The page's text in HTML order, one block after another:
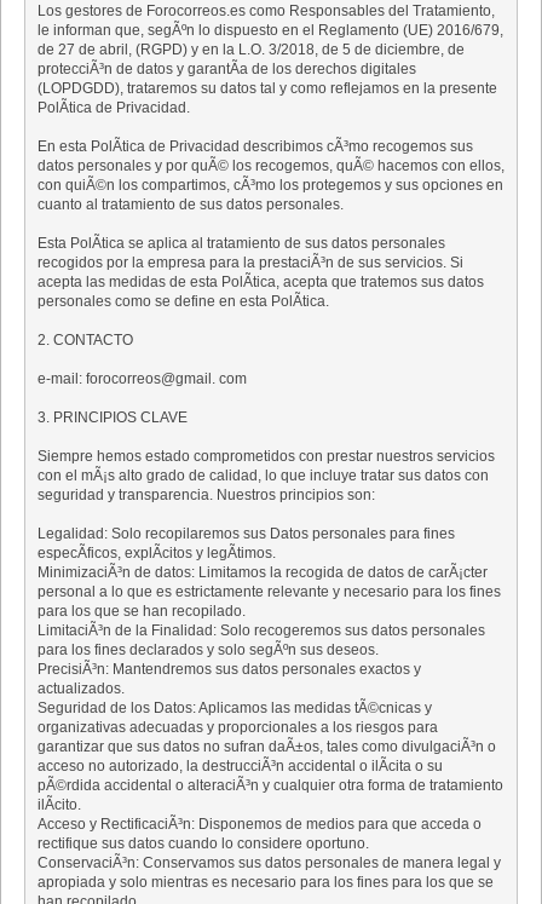
Los gestores de Forocorreos.es como Responsables del Tratamiento,
le informan que, segÃºn lo dispuesto en el Reglamento (UE) 2016/679,
de 27 de abril, (RGPD) y en la L.O. 3/2018, de 5 de diciembre, de
protecciÃ³n de datos y garantÃ­a de los derechos digitales
(LOPDGDD), trataremos su datos tal y como reflejamos en la presente
PolÃ­tica de Privacidad.
En esta PolÃ­tica de Privacidad describimos cÃ³mo recogemos sus
datos personales y por quÃ© los recogemos, quÃ© hacemos con ellos,
con quiÃ©n los compartimos, cÃ³mo los protegemos y sus opciones en
cuanto al tratamiento de sus datos personales.
Esta PolÃ­tica se aplica al tratamiento de sus datos personales
recogidos por la empresa para la prestaciÃ³n de sus servicios. Si
acepta las medidas de esta PolÃ­tica, acepta que tratemos sus datos
personales como se define en esta PolÃ­tica.
2. CONTACTO
e-mail: forocorreos@gmail. com
3. PRINCIPIOS CLAVE
Siempre hemos estado comprometidos con prestar nuestros servicios
con el mÃ¡s alto grado de calidad, lo que incluye tratar sus datos con
seguridad y transparencia. Nuestros principios son:
Legalidad: Solo recopilaremos sus Datos personales para fines
especÃ­ficos, explÃ­citos y legÃ­timos.
MinimizaciÃ³n de datos: Limitamos la recogida de datos de carÃ¡cter
personal a lo que es estrictamente relevante y necesario para los fines
para los que se han recopilado.
LimitaciÃ³n de la Finalidad: Solo recogeremos sus datos personales
para los fines declarados y solo segÃºn sus deseos.
PrecisiÃ³n: Mantendremos sus datos personales exactos y
actualizados.
Seguridad de los Datos: Aplicamos las medidas tÃ©cnicas y
organizativas adecuadas y proporcionales a los riesgos para
garantizar que sus datos no sufran daÃ±os, tales como divulgaciÃ³n o
acceso no autorizado, la destrucciÃ³n accidental o ilÃ­cita o su
pÃ©rdida accidental o alteraciÃ³n y cualquier otra forma de tratamiento
ilÃ­cito.
Acceso y RectificaciÃ³n: Disponemos de medios para que acceda o
rectifique sus datos cuando lo considere oportuno.
ConservaciÃ³n: Conservamos sus datos personales de manera legal y
apropiada y solo mientras es necesario para los fines para los que se